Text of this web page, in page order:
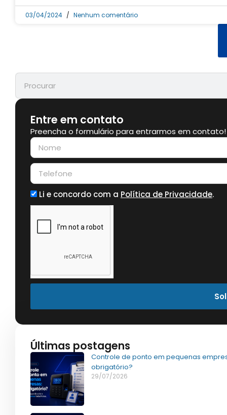
03/04/2024 Nenhum comentário
Entre em contato
Preencha o formulário para entrarmos em contato!
Li e concordo com a Política de Privacidade.
Últimas postagens
Controle de ponto em pequenas
obrigatório?
29/07/2026